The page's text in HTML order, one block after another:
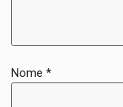
Nome*